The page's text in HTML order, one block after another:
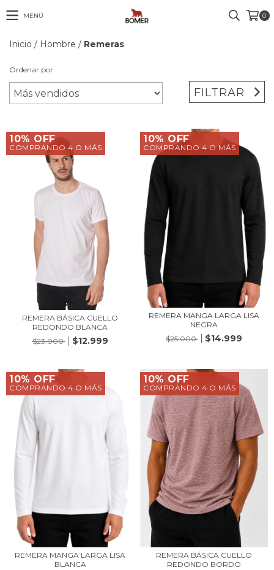
MENÚ 0
Inicio / Hombre / Remeras
Ordenar por
FILTRAR
10% OFF
COMPRANDO 4 O MÁS
REMERA BÁSICA CUELLO
REDONDO BLANCA
$23.000
$12.999
10% OFF
COMPRANDO 4 O MÁS
REMERA MANGA LARGA LISA
NEGRA
$25.000
$14.999
10% OFF
COMPRANDO 4 O MÁS
REMERA MANGA LARGA LISA
BLANCA
10% OFF
COMPRANDO 4 O MÁS
REMERA BÁSICA CUELLO
REDONDO BORDO